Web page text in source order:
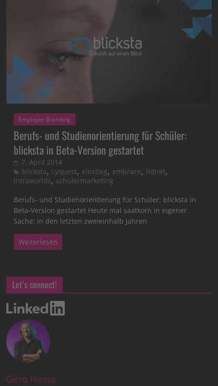
Employer Branding
Berufs- und Studienorientierung für Schüler:
blicksta in Beta-Version gestartet
7. April 2014
blicksta, cyquest, einstieg, embrace, hdnet,
intraworlds,schülermarketing
Berufs- und Studienorientierung für Schüler: blicksta in
Beta-Version gestartet Heute mal saatkorn in eigener
Sache: in den letzten zweieinhalb Jahren
Weiterlesen
Let’s connect!
Gero Hesse